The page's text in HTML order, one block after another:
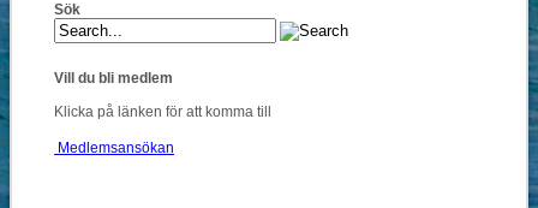
Sök
Vill du bli medlem
Klicka på länken för att komma till
Medlemsansökan